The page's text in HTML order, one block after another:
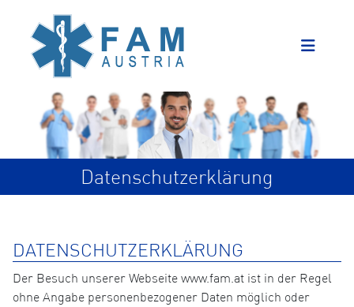
Datenschutzerklärung
DATENSCHUTZERKLÄRUNG
Der Besuch unserer Webseite www.fam.at ist in der Regel
ohne Angabe personenbezogener Daten möglich oder